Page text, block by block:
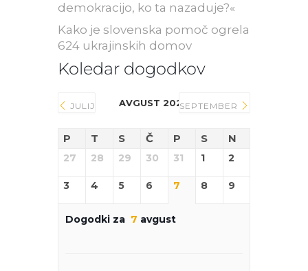
demokracijo, ko ta nazaduje?«
Kako je slovenska pomoč ogrela
624 ukrajinskih domov
Koledar dogodkov
JULIJ AVGUST 2026SEPTEMBER
P T S Č P S N
27 28 29 30 31 1 2
3 4 5 6 7 8 9
Dogodki za 7 avgust